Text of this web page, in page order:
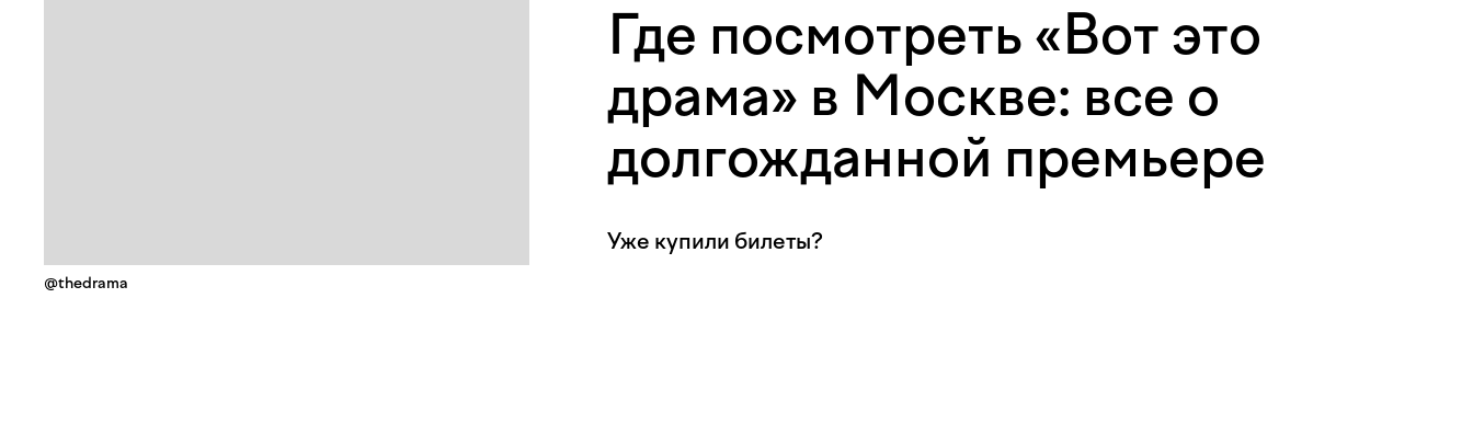
@thedrama
Где посмотреть «Вот это
драма» в Москве: все о
долгожданной премьере
Уже купили билеты?